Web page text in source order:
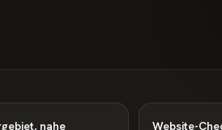
nahe
Website-